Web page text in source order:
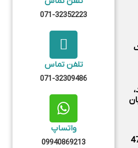
071-32352223
تلفن تماس
071-32309486
واتساپ
09940869213